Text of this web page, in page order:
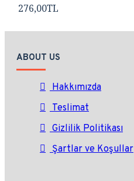
276,00TL
ABOUT US
Hakkımızda
Teslimat
Gizlilik Politikası
Şartlar ve Koşullar